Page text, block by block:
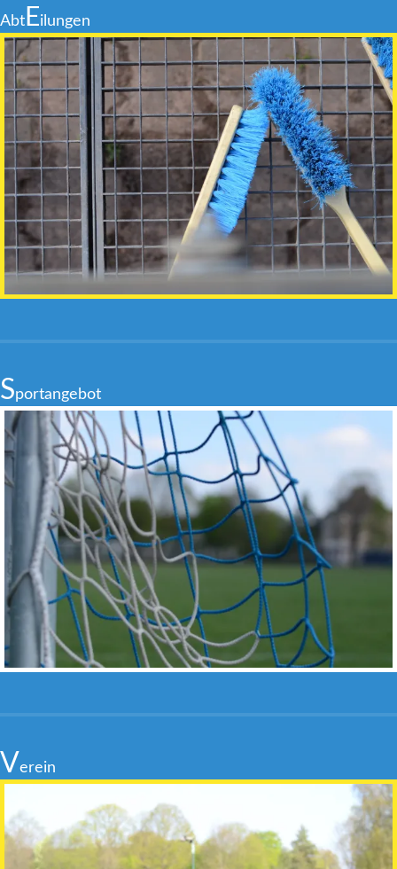
Abt Eilungen
Sportangebot
Verein